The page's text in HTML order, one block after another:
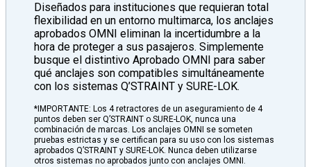
Diseñados para instituciones que requieran total
flexibilidad en un entorno multimarca, los anclajes
aprobados OMNI eliminan la incertidumbre a la
hora de proteger a sus pasajeros. Simplemente
busque el distintivo Aprobado OMNI para saber
qué anclajes son compatibles simultáneamente
con los sistemas Q’STRAINT y SURE-LOK.
*IMPORTANTE: Los 4 retractores de un aseguramiento de 4
puntos deben ser Q’STRAINT o SURE-LOK, nunca una
combinación de marcas. Los anclajes OMNI se someten
pruebas estrictas y se certifican para su uso con los sistemas
aprobados Q’STRAINT y SURE-LOK. Nunca deben utilizarse
otros sistemas no aprobados junto con anclajes OMNI.